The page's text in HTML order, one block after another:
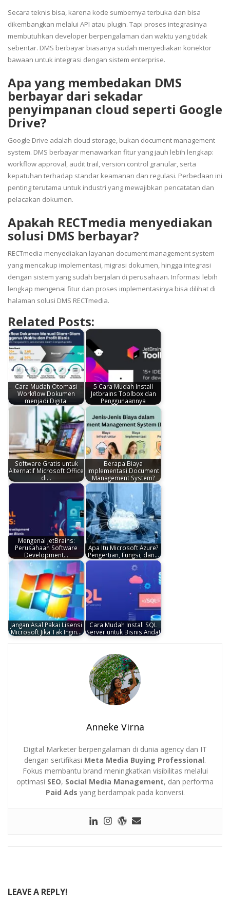
Secara teknis bisa, karena kode sumbernya terbuka dan bisa
dikembangkan melalui API atau plugin. Tapi proses integrasinya
membutuhkan developer berpengalaman dan waktu yang tidak
sebentar. DMS berbayar biasanya sudah menyediakan konektor
bawaan untuk integrasi dengan sistem enterprise.
Apa yang membedakan DMS
berbayar dari sekadar
penyimpanan cloud seperti Google
Drive?
Google Drive adalah cloud storage, bukan document management
system. DMS berbayar menawarkan fitur yang jauh lebih lengkap:
workflow approval, audit trail, version control granular, serta
kepatuhan terhadap standar keamanan dan regulasi. Perbedaan ini
penting terutama untuk industri yang mewajibkan pencatatan dan
pelacakan dokumen.
Apakah RECTmedia menyediakan
solusi DMS berbayar?
RECTmedia menyediakan layanan document management system
yang mencakup implementasi, migrasi dokumen, hingga integrasi
dengan sistem yang sudah berjalan di perusahaan. Informasi lebih
lengkap mengenai fitur dan proses implementasinya bisa dilihat di
halaman solusi DMS RECTmedia.
Related Posts:
Cara Mudah Otomasi
Workflow Dokumen
menjadi Digital
5 Cara Mudah Install
Jetbrains Toolbox dan
Penggunaannya
Software Gratis untuk
Alternatif Microsoft Office
di…
Berapa Biaya
Implementasi Document
Management System?
Mengenal JetBrains:
Perusahaan Software
Development…
Apa Itu Microsoft Azure?
Pengertian, Fungsi, dan…
Jangan Asal Pakai Lisensi
Microsoft Jika Tak Ingin…
Cara Mudah Install SQL
Server untuk Bisnis Anda!
Anneke Virna
Digital Marketer berpengalaman di dunia agency dan IT
dengan sertifikasi Meta Media Buying Professional.
Fokus membantu brand meningkatkan visibilitas melalui
optimasi SEO, Social Media Management, dan performa
Paid Ads yang berdampak pada konversi.
LEAVE A REPLY!